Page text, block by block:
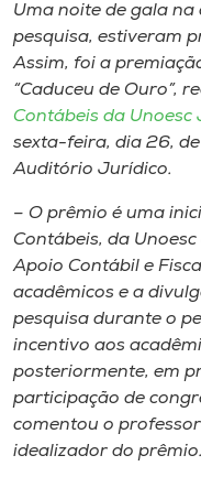
Unoesc
Store
Selecione
A+
Uma noite de gala na
pesquisa, estiveram
Assim, foi a
“Caduceu de Ouro”,
Contábeis da Unoesc
sexta-feira, dia 26,
Auditório Jurídico.
– O prêmio é uma
Contábeis, da
Apoio Contábil e
acadêmicos e a
pesquisa durante o
incentivo aos
posteriormente, em
participação de
comentou o
idealizador do prêmio.